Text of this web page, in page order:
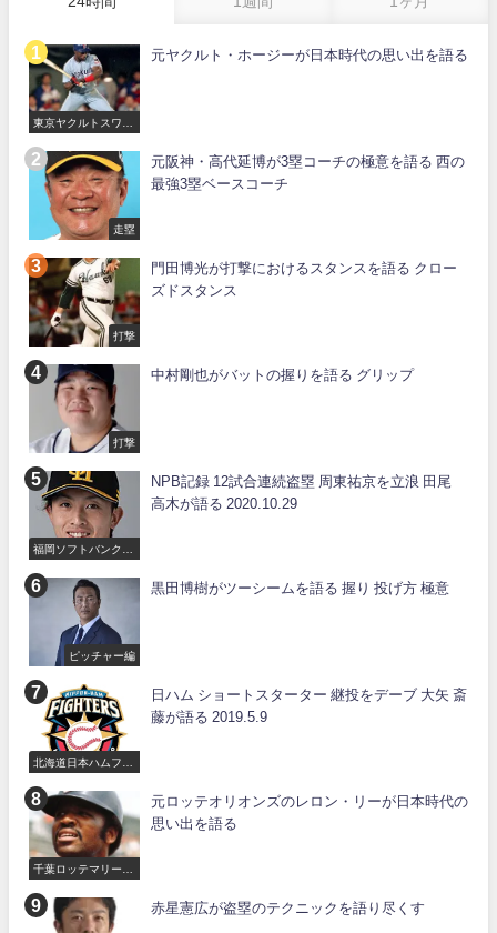
東京ヤクルトスワロ
元ヤクルト・ホージーが日本時代の思い出を語る
走塁
元阪神・高代延博が3塁コーチの極意を語る 西の
最強3塁ベースコーチ
打撃
門田博光が打撃におけるスタンスを語る クロー
ズドスタンス
打撃
中村剛也がバットの握りを語る グリップ
福岡ソフトバンクホ
NPB記録 12試合連続盗塁 周東祐京を立浪 田尾
高木が語る 2020.10.29
ピッチャー編
黒田博樹がツーシームを語る 握り 投げ方 極意
北海道日本ハムファ
日ハム ショートスターター 継投をデーブ 大矢 斎
藤が語る 2019.5.9
千葉ロッテマリーン
元ロッテオリオンズのレロン・リーが日本時代の
思い出を語る
赤星憲広が盗塁のテクニックを語り尽くす